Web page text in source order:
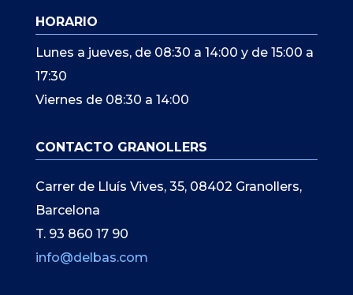
HORARIO
Lunes a jueves, de 08:30 a 14:00 y de 15:00 a
17:30
Viernes de 08:30 a 14:00
CONTACTO GRANOLLERS
Carrer de Lluís Vives, 35, 08402 Granollers,
Barcelona
T. 93 860 17 90
info@delbas.com